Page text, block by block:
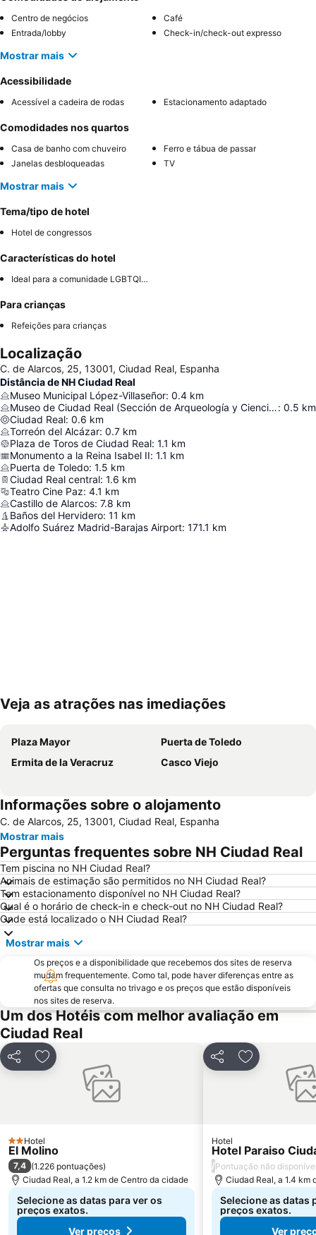
Centro de negócios
Café
Entrada/lobby
Check-in/check-out expresso
Mostrar mais
Acessibilidade
Acessível a cadeira de rodas Estacionamento adaptado
Comodidades nos quartos
Casa de banho com chuveiro
Ferro e tábua de passar
Janelas desbloqueadas
TV
Mostrar mais
Tema/tipo de hotel
Hotel de congressos
Características do hotel
Ideal para a comunidade LGBTQIA+
Para crianças
Refeições para crianças
Localização
C. de Alarcos, 25, 13001, Ciudad Real, Espanha
Distância de NH Ciudad Real
Museo Municipal López-Villaseñor: 0.4 km
Museo de Ciudad Real (Sección de Arqueología y Ciencias Naturales): 0.5 km
Ciudad Real: 0.6 km
Torreón del Alcázar: 0.7 km
Plaza de Toros de Ciudad Real: 1.1 km
Monumento a la Reina Isabel II: 1.1 km
Puerta de Toledo: 1.5 km
Ciudad Real central: 1.6 km
Teatro Cine Paz: 4.1 km
Castillo de Alarcos: 7.8 km
Baños del Hervidero: 11 km
Adolfo Suárez Madrid-Barajas Airport: 171.1 km
Ampliar mapa
Veja as atrações nas imediações
Plaza Mayor
Puerta de Toledo
Ermita de la Veracruz
Casco Viejo
Informações sobre o alojamento
C. de Alarcos, 25, 13001, Ciudad Real, Espanha
Mostrar mais
Perguntas frequentes sobre NH Ciudad Real
Tem piscina no NH Ciudad Real?
Animais de estimação são permitidos no NH Ciudad Real?
Tem estacionamento disponível no NH Ciudad Real?
Qual é o horário de check-in e check-out no NH Ciudad Real?
Onde está localizado o NH Ciudad Real?
Mostrar mais
Os preços e a disponibilidade que recebemos dos sites de reserva
mudam frequentemente. Como tal, pode haver diferenças entre as
ofertas que consulta no trivago e os preços que estão disponíveis
nos sites de reserva.
Um dos Hotéis com melhor avaliação em
Ciudad Real
PartilharAdicionar aos favoritos
2 Estrelas
Hotel
El Molino
7,4 (1.226 pontuações)
Ciudad Real, a 1.2 km de Centro da cidade
Selecione as datas para ver os
preços exatos.
Ver preços
PartilharAdicionar
Hotel
Hotel Paraiso
/Pontuação não
Ciudad Real, a 1.4 km
Selecione as datas
preços exatos.
Ver